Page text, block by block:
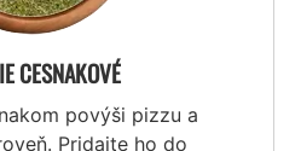
CESNAKOVÉ
povýši pizzu a
Pridajte ho do